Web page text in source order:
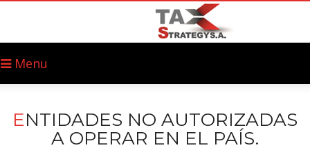
Menu
ENTIDADES NO AUTORIZADAS
A OPERAR EN EL PAÍS.